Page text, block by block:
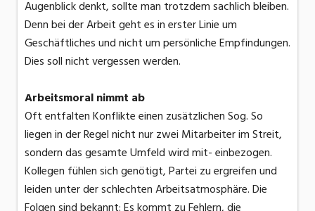
Augenblick denkt, sollte man trotzdem sachlich bleiben.
Denn bei der Arbeit geht es in erster Linie um
Geschäftliches und nicht um persönliche Empfindungen.
Dies soll nicht vergessen werden.
Arbeitsmoral nimmt ab
Oft entfalten Konflikte einen zusätzlichen Sog. So
liegen in der Regel nicht nur zwei Mitarbeiter im Streit,
sondern das gesamte Umfeld wird mit- einbezogen.
Kollegen fühlen sich genötigt, Partei zu ergreifen und
leiden unter der schlechten Arbeitsatmosphäre. Die